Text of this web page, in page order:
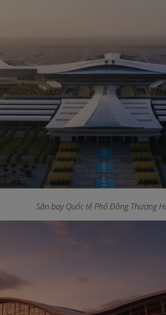
Sân bay Quốc tế Phố Đông Thượng